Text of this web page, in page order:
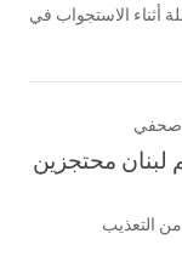
أثناء الاستجواب في
صحفي
لبنان محتجزين
التعذيب